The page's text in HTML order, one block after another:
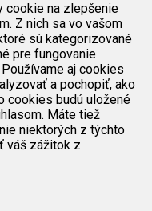
cookie na zlepšenie
Z nich sa vo vašom
sú kategorizované
pre fungovanie
aj cookies
a pochopiť, ako
cookies budú uložené
Máte tiež
niektorých z týchto
váš zážitok z